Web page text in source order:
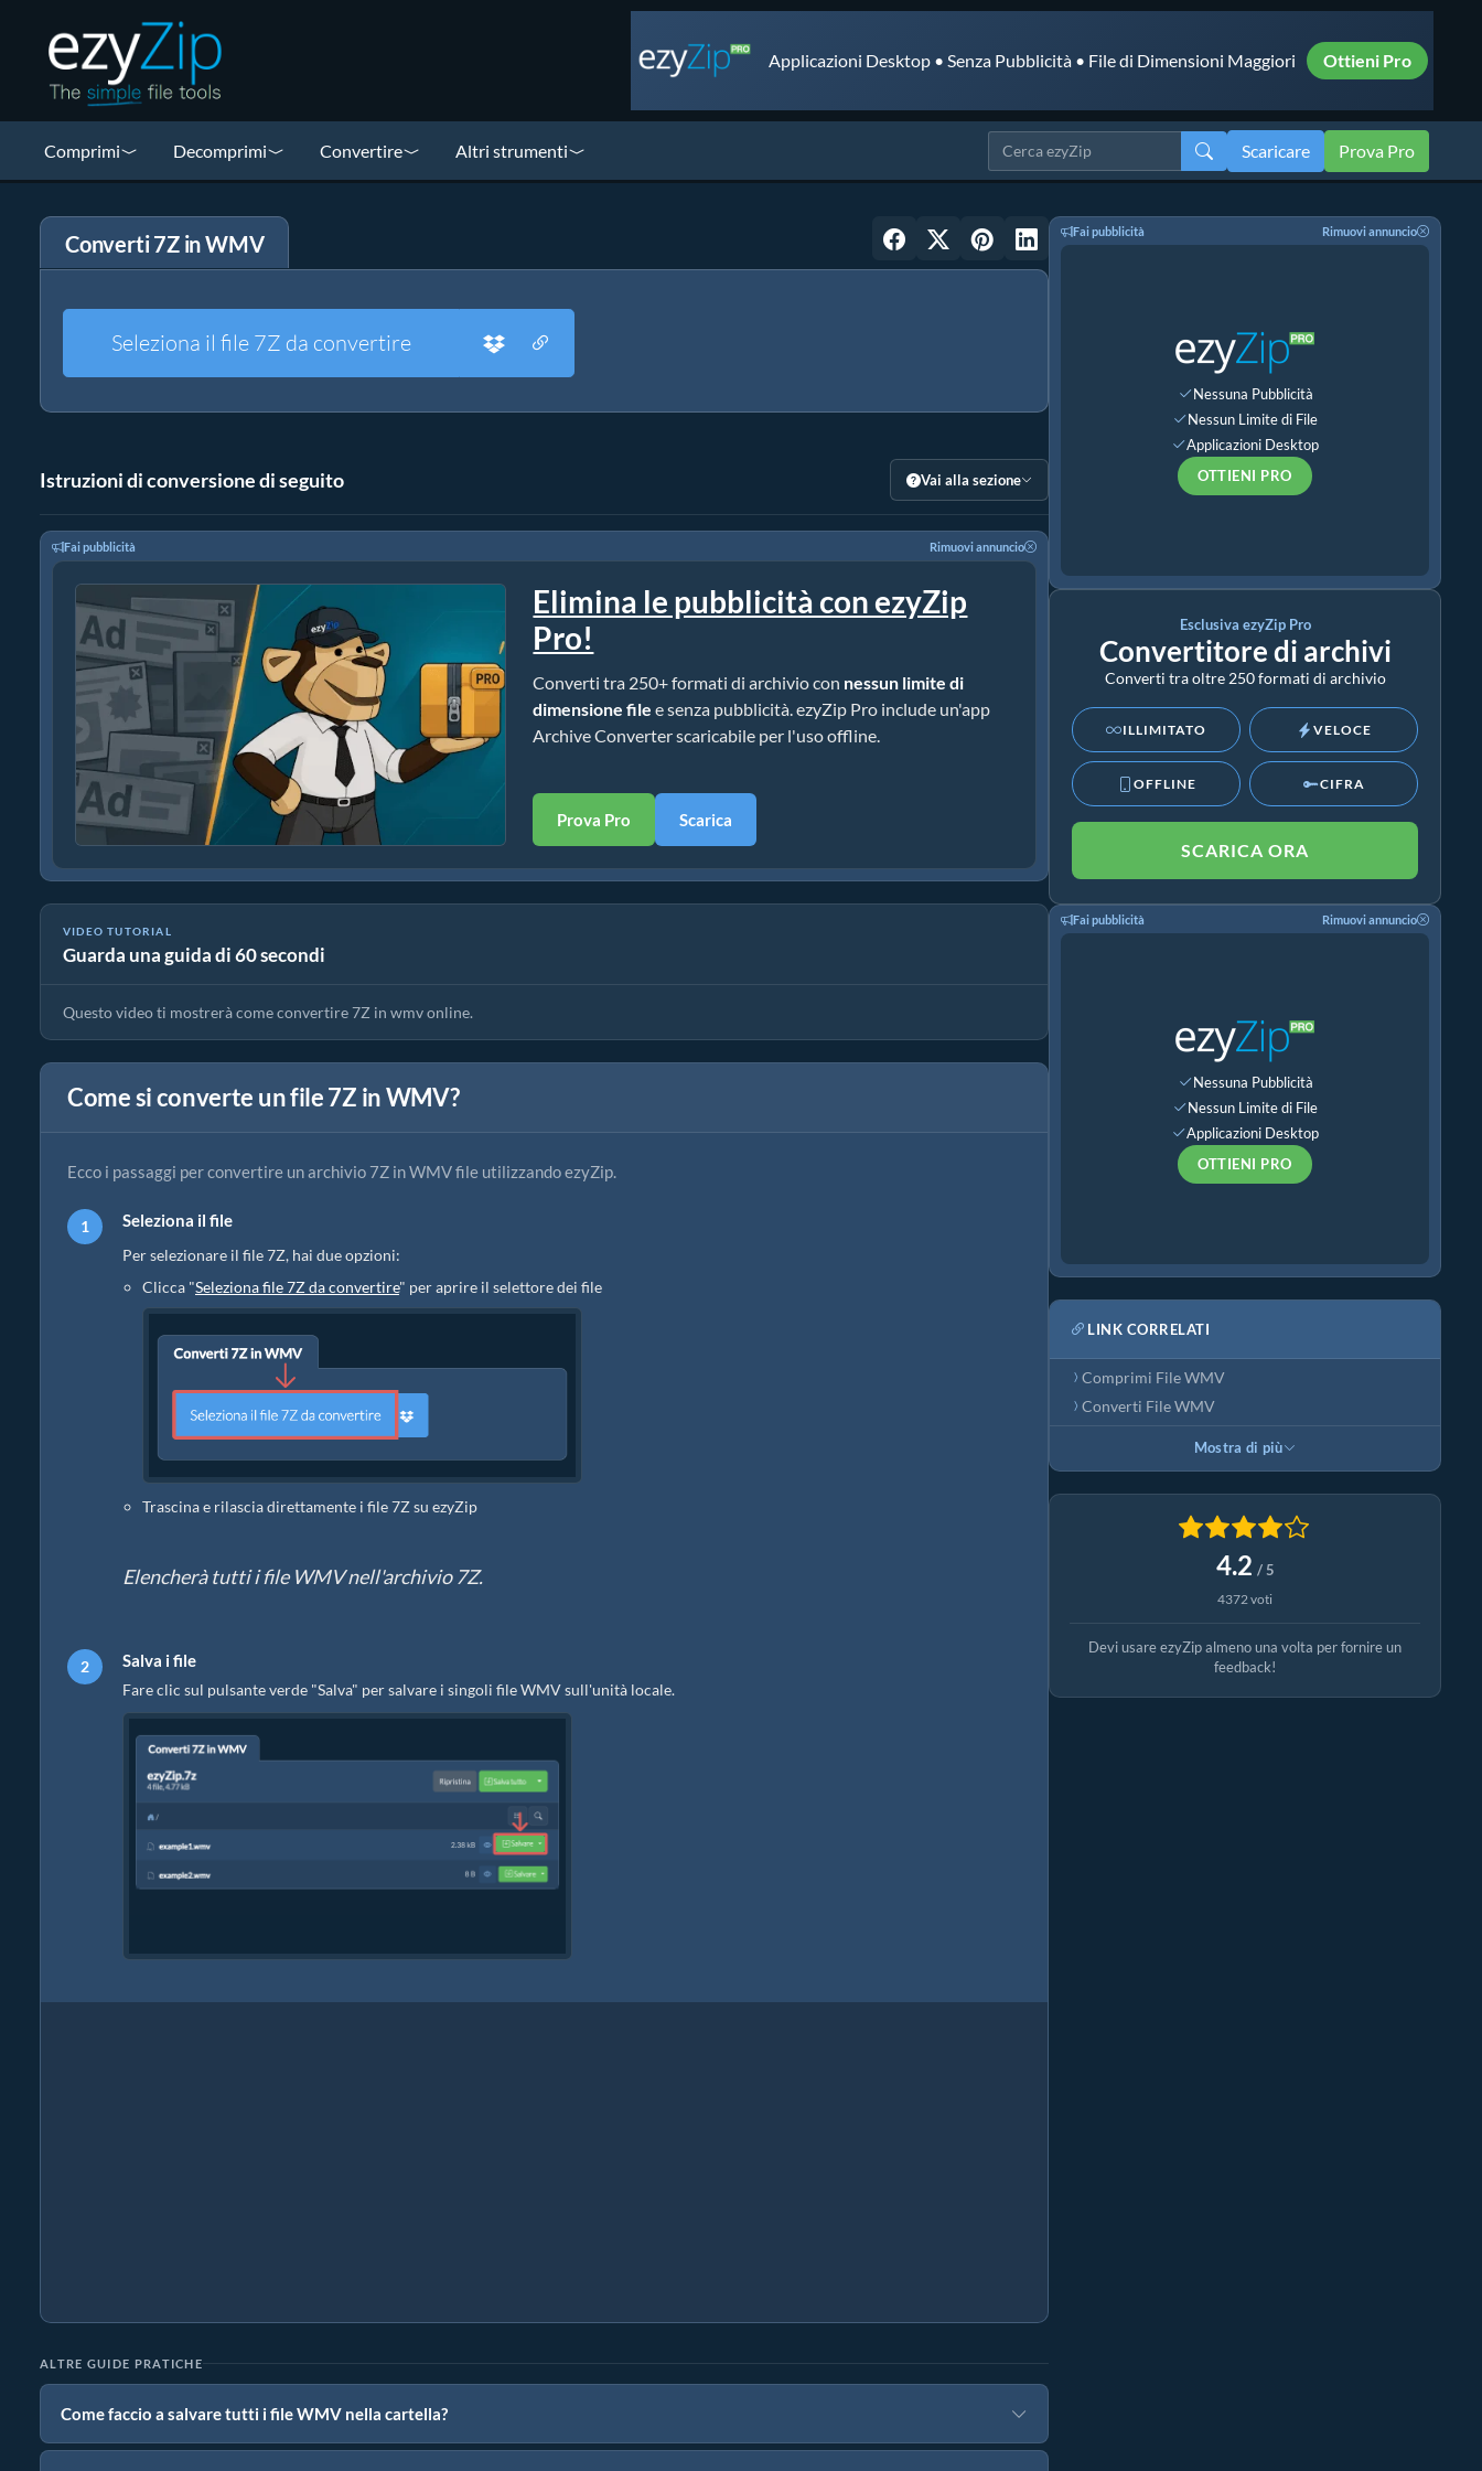
Applicazioni Desktop • Senza Pubblicità • File di Dimensioni Maggiori Ottieni Pro
Comprimi Decomprimi Convertire Altri strumenti Scaricare Prova Pro
Converti 7Z in WMV
Seleziona il file 7Z da convertire
Istruzioni di conversione di seguito Vai alla sezione
Fai pubblicità Rimuovi annuncio
Elimina le pubblicità con ezyZip
Pro!
Converti tra 250+ formati di archivio con nessun limite di
dimensione file e senza pubblicità. ezyZip Pro include un'app
Archive Converter scaricabile per l'uso offline.
Prova Pro Scarica
VIDEO TUTORIAL
Guarda una guida di 60 secondi
Come Convertire 7z In Un File Normale Online (Guida semplice)
Questo video ti mostrerà come convertire 7Z in wmv online.
Come si converte un file 7Z in WMV?
Ecco i passaggi per convertire un archivio 7Z in WMV file utilizzando ezyZip.
Seleziona il file
Per selezionare il file 7Z, hai due opzioni:
Clicca "Seleziona file 7Z da convertire" per aprire il selettore dei file
Trascina e rilascia direttamente i file 7Z su ezyZip
Elencherà tutti i file WMV nell'archivio 7Z.
Salva i file
Fare clic sul pulsante verde "Salva" per salvare i singoli file WMV sull'unità locale.
ALTRE GUIDE PRATICHE
Come faccio a salvare tutti i file WMV nella cartella?
Fai pubblicità Rimuovi annuncio
Nessuna Pubblicità
Nessun Limite di File
Applicazioni Desktop
OTTIENI PRO
Esclusiva ezyZip Pro
Convertitore di archivi
Converti tra oltre 250 formati di archivio
ILLIMITATO VELOCE
OFFLINE CIFRA
SCARICA ORA
Fai pubblicità Rimuovi annuncio
Nessuna Pubblicità
Nessun Limite di File
Applicazioni Desktop
OTTIENI PRO
LINK CORRELATI
Comprimi File WMV
Converti File WMV
Mostra di più
4.2 / 5
4372 voti
Devi usare ezyZip almeno una volta per fornire un
feedback!